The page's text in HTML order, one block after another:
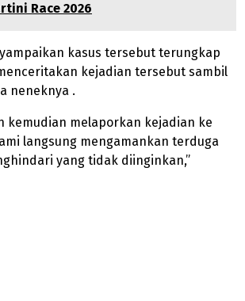
Race 2026
kasus tersebut terungkap
kejadian tersebut sambil
neneknya .
kemudian melaporkan kejadian ke
langsung mengamankan terduga
yang tidak diinginkan,”